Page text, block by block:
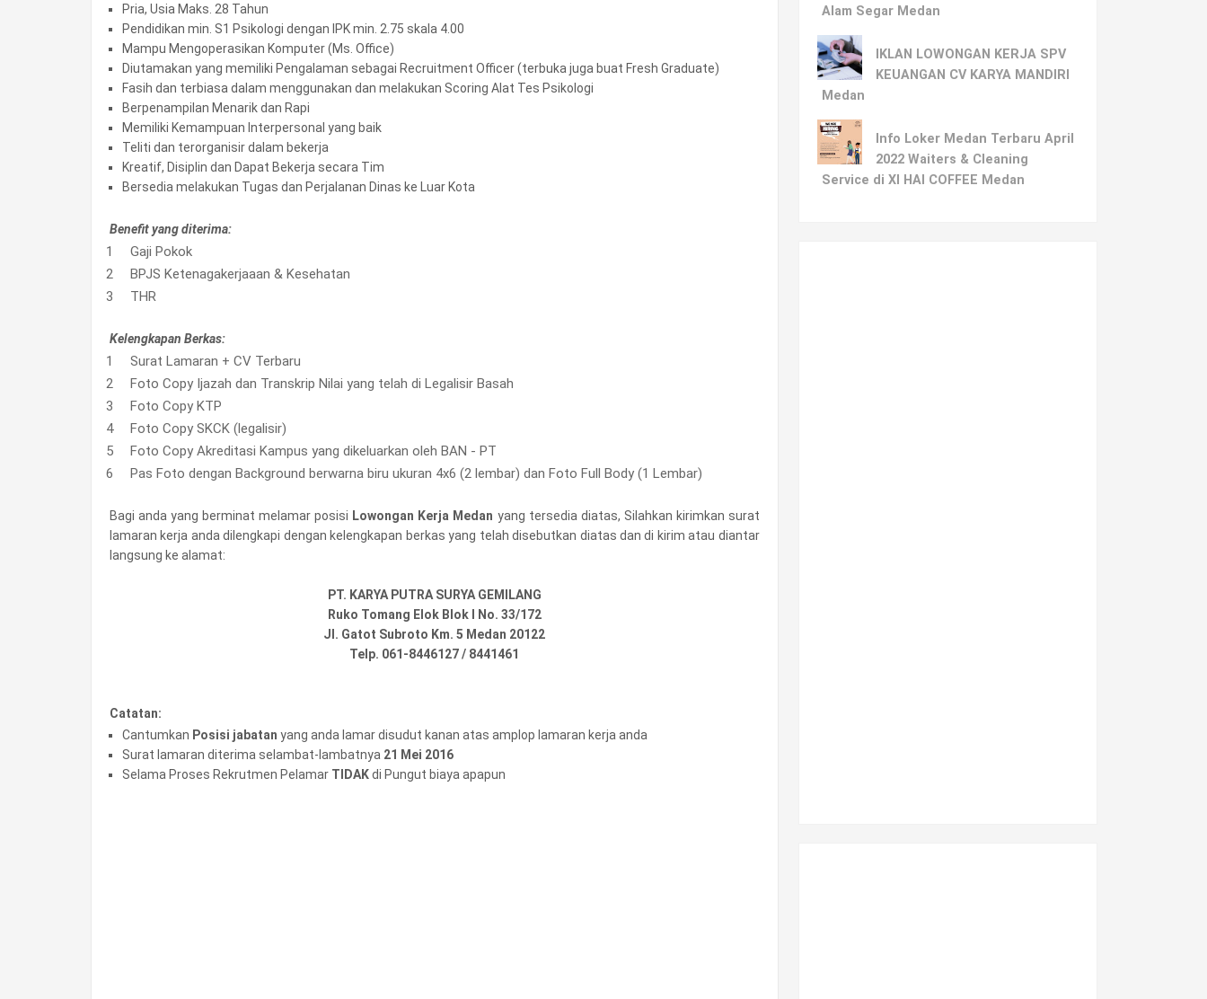
Pria, Usia Maks. 28 Tahun
Pendidikan min. S1 Psikologi dengan IPK min. 2.75 skala 4.00
Mampu Mengoperasikan Komputer (Ms. Office)
Diutamakan yang memiliki Pengalaman sebagai Recruitment Officer (terbuka juga buat Fresh Graduate)
Fasih dan terbiasa dalam menggunakan dan melakukan Scoring Alat Tes Psikologi
Berpenampilan Menarik dan Rapi
Memiliki Kemampuan Interpersonal yang baik
Teliti dan terorganisir dalam bekerja
Kreatif, Disiplin dan Dapat Bekerja secara Tim
Bersedia melakukan Tugas dan Perjalanan Dinas ke Luar Kota
Benefit yang diterima:
Gaji Pokok
BPJS Ketenagakerjaaan & Kesehatan
THR
Kelengkapan Berkas:
Surat Lamaran + CV Terbaru
Foto Copy Ijazah dan Transkrip Nilai yang telah di Legalisir Basah
Foto Copy KTP
Foto Copy SKCK (legalisir)
Foto Copy Akreditasi Kampus yang dikeluarkan oleh BAN - PT
Pas Foto dengan Background berwarna biru ukuran 4x6 (2 lembar) dan Foto Full Body (1 Lembar)
Bagi anda yang berminat melamar posisi Lowongan Kerja Medan yang tersedia diatas, Silahkan kirimkan surat
lamaran kerja anda dilengkapi dengan kelengkapan berkas yang telah disebutkan diatas dan di kirim atau diantar
langsung ke alamat:
PT. KARYA PUTRA SURYA GEMILANG
Ruko Tomang Elok Blok I No. 33/172
Jl. Gatot Subroto Km. 5 Medan 20122
Telp. 061-8446127 / 8441461
Catatan:
Cantumkan Posisi jabatan yang anda lamar disudut kanan atas amplop lamaran kerja anda
Surat lamaran diterima selambat-lambatnya 21 Mei 2016
Selama Proses Rekrutmen Pelamar TIDAKdi Pungut biaya apapun
Alam Segar Medan
IKLAN LOWONGAN KERJA SPV
KEUANGAN CV KARYA MANDIRI
Medan
Info Loker Medan Terbaru April
2022 Waiters & Cleaning
Service di XI HAI COFFEE Medan